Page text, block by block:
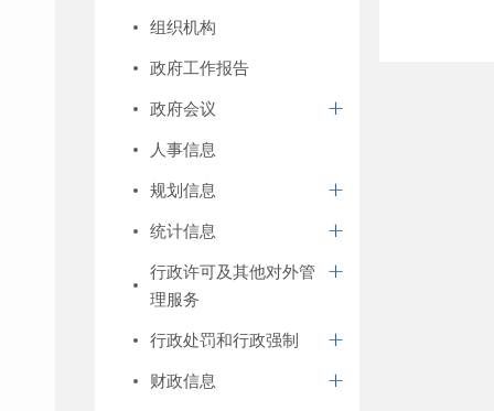
组织机构
政府工作报告
政府会议
人事信息
规划信息
统计信息
行政许可及其他对外管
理服务
行政处罚和行政强制
财政信息